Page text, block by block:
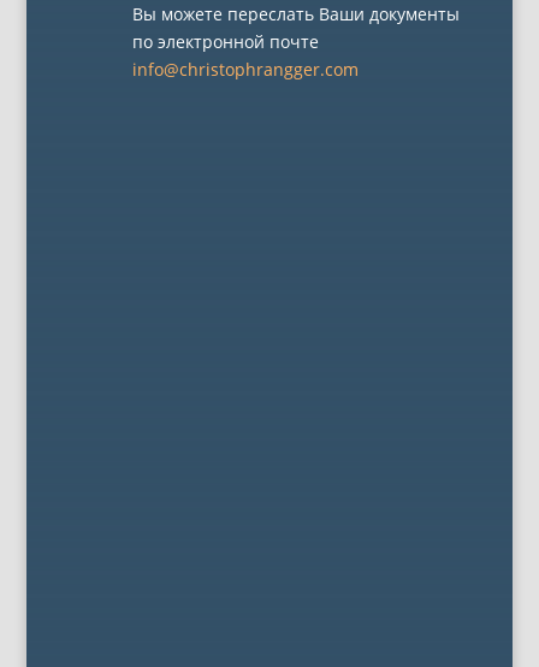
Вы можете переслать Ваши документы
по электронной почте
info@christophrangger.com